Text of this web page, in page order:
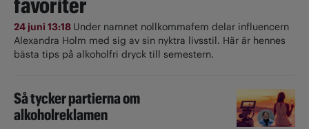
24 juni 13:18 Under namnet nollkommafem delar influencern
Alexandra Holm med sig av sin nyktra livsstil. Här är hennes
bästa tips på alkoholfri dryck till semestern.
Så tycker partierna om
alkoholreklamen